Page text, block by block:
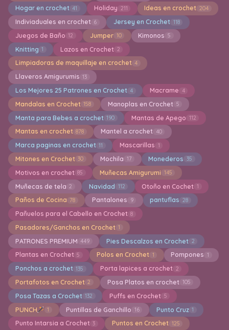
Hogar en crochet 41 Holiday 211 Ideas en crochet 204
Indiviaduales en crochet 6 Jersey en Crochet 118
Juegos de Baño 12 Jumper 10 Kimonos 5
Knitting 1 Lazos en Crochet 2
Limpiadoras de maquillaje en crochet 4
Llaveros Amigurumis 13
Los Mejores 25 Patrones en Crochet 4 Macrame 4
Mandalas en Crochet 158 Manoplas en Crochet 5
Manta para Bebes a crochet 190 Mantas de Apego 112
Mantas en crochet 878 Mantel a crochet 40
Marca paginas en crochet 11 Mascarillas 1
Mitones en Crochet 30 Mochila 17 Monederos 35
Motivos en crochet 85 Muñecas Amigurumi 145
Muñecas de tela 2 Navidad 112 Otoño en Cochet 1
Paños de Cocina 78 Pantalones 9 pantuflas 28
Pañuelos para el Cabello en Crochet 8
Pasadores/Ganchos en Crochet 1
PATRONES PREMIUM 449 Pies Descalzos en Crochet 2
Plantas en Crochet 5 Polos en Crochet 1 Pompones 1
Ponchos a crochet 135 Porta lapices a crochet 2
Portafotos en Crochet 2 Posa Platos en crochet 105
Posa Tazas a Crochet 132 Puffs en Crochet 5
PUNCH 1 Puntillas de Ganchillo 16 Punto Cruz 1
Punto Intarsia a Crochet 3 Puntos en Crochet 125